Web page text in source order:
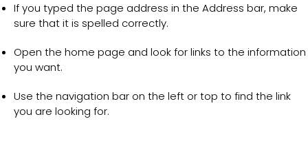
If you typed the page address in the Address bar, make
sure that it is spelled correctly.
Open the home page and look for links to the information
you want.
Use the navigation bar on the left or top to find the link
you are looking for.